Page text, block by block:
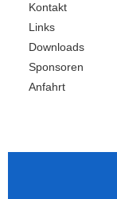
Kontakt
Links
Downloads
Sponsoren
Anfahrt